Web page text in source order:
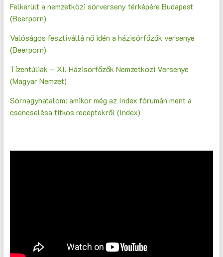
Felkerült a nemzetközi sörverseny térképére Budapest
(Beerporn)
Valóságos fesztivállá nő idén a házisörfőzők versenye
(Beerporn)
Tízentúliak – XI. Házisörfőzők Nemzetközi Versenye
(Magyar Nemzet)
Sörnagyhatalom: amikor még az Index fórumán ment a
csencselésa titkos receptekről (Index)